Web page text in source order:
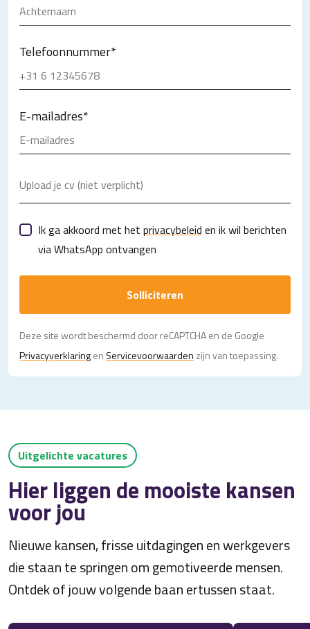
Telefoonnummer*
E-mailadres*
Upload je cv (niet verplicht)
Ik ga akkoord met het privacybeleid en ik wil berichten
via WhatsApp ontvangen
Solliciteren
Deze site wordt beschermd door reCAPTCHA en de Google
Privacy­verklaringen Servicevoorwaarden zijn van toepassing.
Uitgelichte vacatures
Hier liggen de mooiste kansen
voor jou
Nieuwe kansen, frisse uitdagingen en werkgevers
die staan te springen om gemotiveerde mensen.
Ontdek of jouw volgende baan ertussen staat.